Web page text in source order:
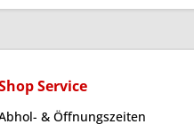
Service
& Öffnungszeiten